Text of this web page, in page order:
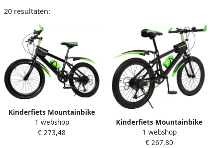
20 resultaten:
Kinderfiets Mountainbike
Stadsfiets Jongens Buiten
Fietsen Dubbele
1 webshop
€ 273,48
Kinderfiets Mountainbike
Buitenritten Met drinkfles
20 inch Groen
1 webshop
€ 267,80